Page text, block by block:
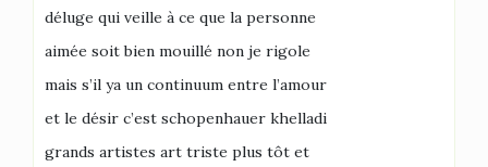
déluge qui veille à ce que la personne
aimée soit bien mouillé non je rigole
mais s’il ya un continuum entre l’amour
et le désir c’est schopenhauer khelladi
grands artistes art triste plus tôt et